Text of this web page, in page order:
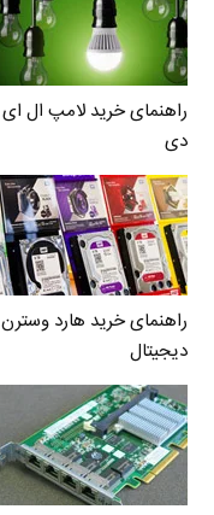
راهنمای خرید لامپ ال ای
دی
راهنمای خرید هارد وسترن
دیجیتال